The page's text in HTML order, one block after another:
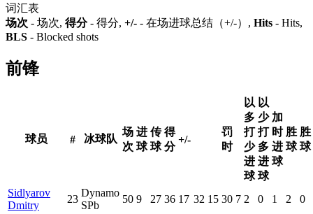
词汇表
场次 - 场次, 得分- 得分, +/- - 在场进球总结（+/-）, Hits - Hits,
BLS - Blocked shots
前锋
球员 # 冰球队
场
次
进
球
传
球
得
分
+/-
罚
时
以
多
打
少
进
球
以
少
打
多
进
球
加
时
进
球
胜
球
胜
球
Sidlyarov
Dmitry
23
Dynamo
SPb
50 9 27 36 17 32 15 30 7 2 0 1 2
0